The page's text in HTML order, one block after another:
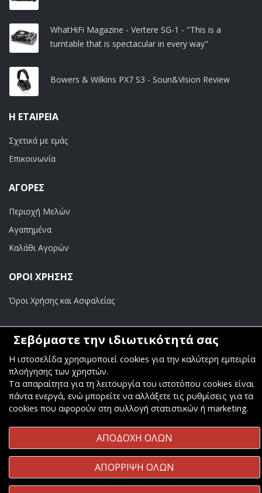
WhatHiFi Magazine - Vertere SG-1 - "This is a
turntable that is spectacular in every way"
Bowers & Wilkins PX7 S3 - Soun&Vision Review
Η ΕΤΑΙΡΕΊΑ
Σχετικά με εμάς
Επικοινωνία
ΑΓΟΡΈΣ
Περιοχή Μελών
Αγαπημένα
Καλάθι Αγορών
ΟΡΟΙ ΧΡΗΣΗΣ
Όροι Χρήσης και Ασφαλείας
ΠΛΗΡΩΜΕΣ
Τραπεζικοί Λογαριασμοί
Κατασκευή & Φιλοξενία
Σεβόμαστε την ιδιωτικότητά σας
Η ιστοσελίδα χρησιμοποιεί cookies για την καλύτερη εμπειρία
πλοήγησης των χρηστών.
Τα απαραίτητα για τη λειτουργία του ιστοτόπου cookies είναι
πάντα ενεργά, ενώ μπορείτε να αλλάξετε τις ρυθμίσεις για τα
cookies που αφορούν στη συλλογή στατιστικών ή marketing.
ΑΠΟΔΟΧΗ ΟΛΩΝ
ΑΠΟΡΡΙΨΗ ΟΛΩΝ